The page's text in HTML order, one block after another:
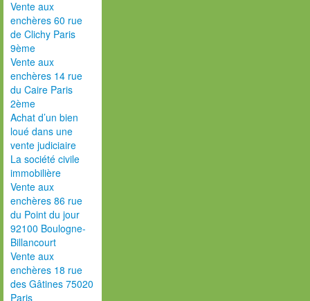
Vente aux
enchères 60 rue
de Clichy Paris
9ème
Vente aux
enchères 14 rue
du Caire Paris
2ème
Achat d’un bien
loué dans une
vente judiciaire
La société civile
immobilière
Vente aux
enchères 86 rue
du Point du jour
92100 Boulogne-
Billancourt
Vente aux
enchères 18 rue
des Gâtines 75020
Paris